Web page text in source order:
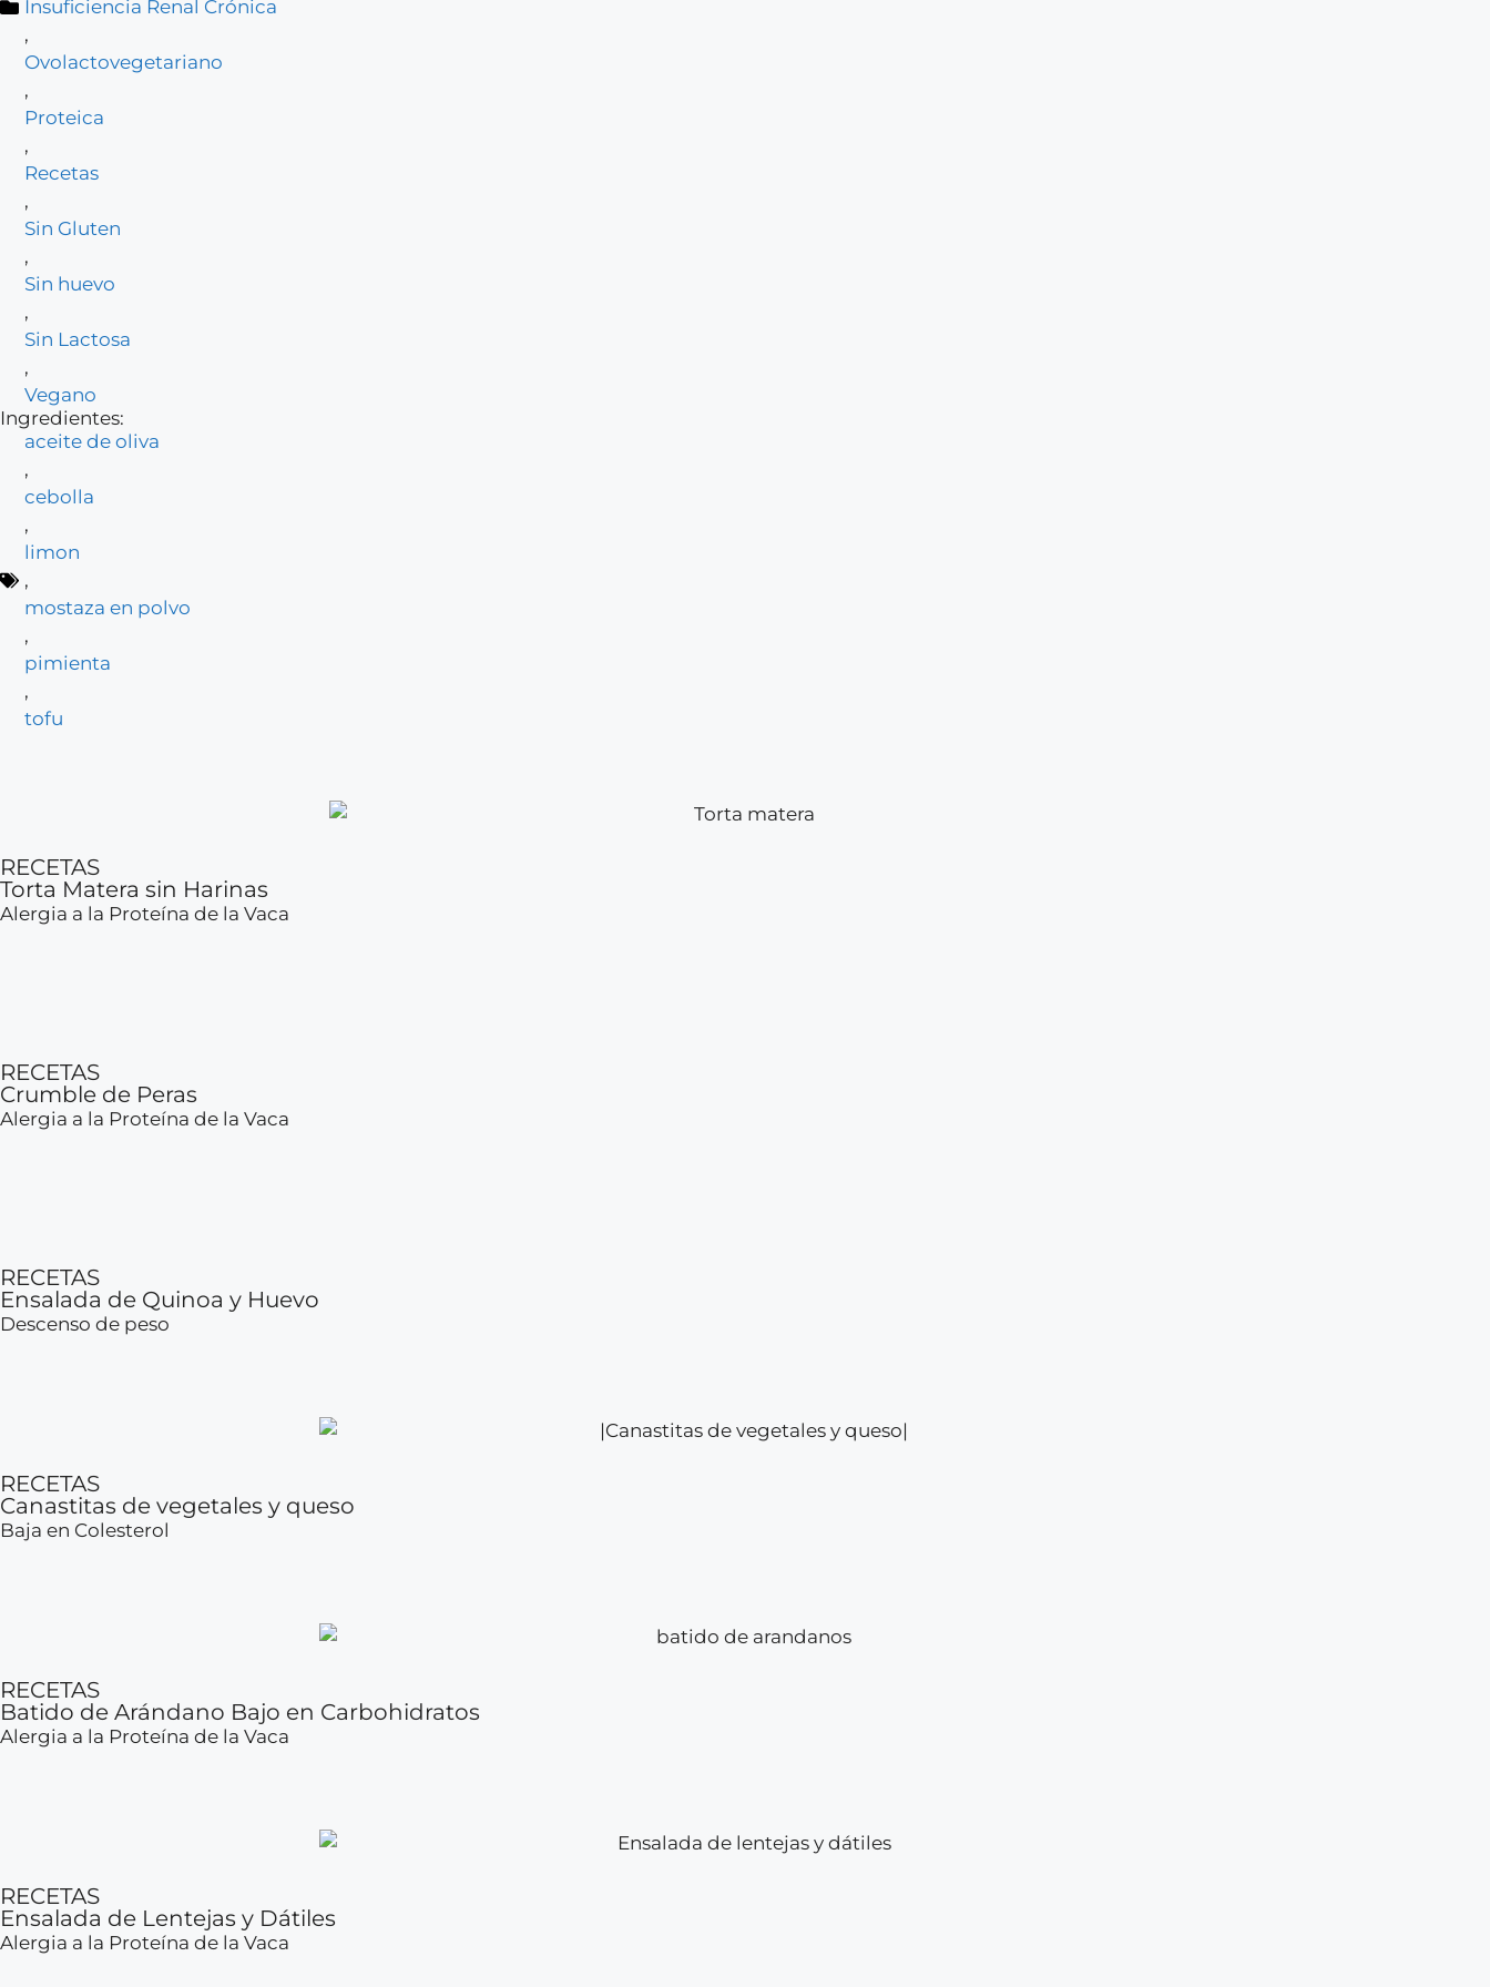
Insuficiencia Renal Crónica
,
Ovolactovegetariano
,
Proteica
,
Recetas
,
Sin Gluten
,
Sin huevo
,
Sin Lactosa
,
Vegano
Ingredientes:
aceite de oliva
,
cebolla
,
limon
,
mostaza en polvo
,
pimienta
,
tofu
RECETAS
Torta Matera sin Harinas
Alergia a la Proteína de la Vaca
RECETAS
Crumble de Peras
Alergia a la Proteína de la Vaca
RECETAS
Ensalada de Quinoa y Huevo
Descenso de peso
RECETAS
Canastitas de vegetales y queso
Baja en Colesterol
RECETAS
Batido de Arándano Bajo en Carbohidratos
Alergia a la Proteína de la Vaca
RECETAS
Ensalada de Lentejas y Dátiles
Alergia a la Proteína de la Vaca